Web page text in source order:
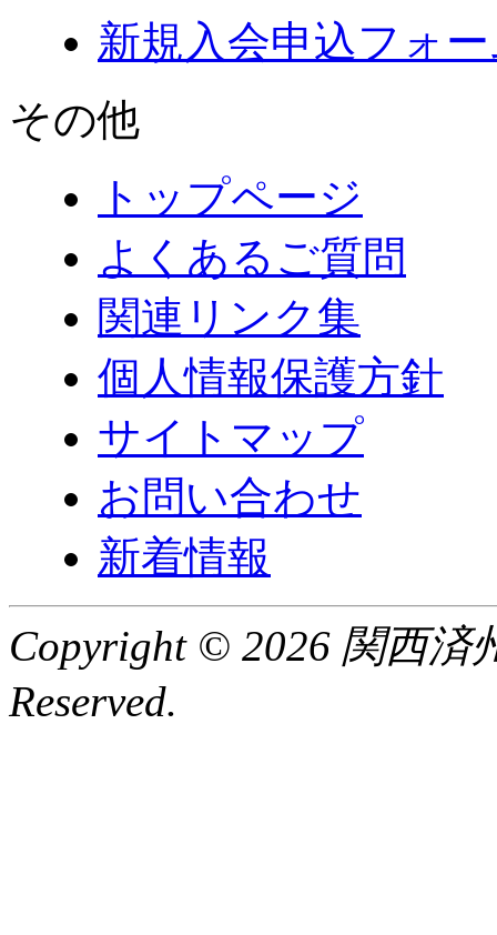
新規入会申込フォ
その他
トップページ
よくあるご質問
関連リンク集
個人情報保護方針
サイトマップ
お問い合わせ
新着情報
Copyright © 2026 関西済
Reserved.